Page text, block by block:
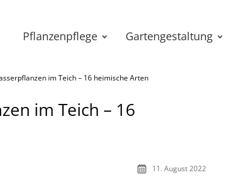
Pflanzenpflege Gartengestaltung
im Teich – 16 heimische Arten
im Teich – 16
11. August 2022